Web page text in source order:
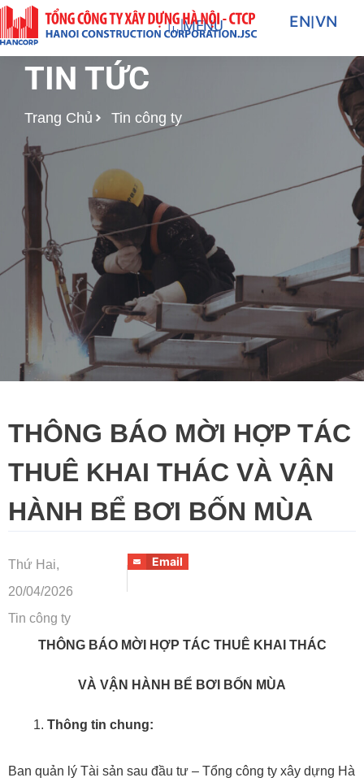
Nhảy
tới
nội
dung
MENU EN|VN
TIN TỨC
Trang Chủ Tin công ty
THÔNG BÁO MỜI HỢP TÁC
THUÊ KHAI THÁC VÀ VẬN
HÀNH BỂ BƠI BỐN MÙA
Thứ Hai,
20/04/2026
Tin công ty
Email
THÔNG BÁO MỜI HỢP TÁC THUÊ KHAI THÁC
VÀ VẬN HÀNH BỂ BƠI BỐN MÙA
Thông tin chung:
Ban quản lý Tài sản sau đầu tư – Tổng công ty xây dựng Hà